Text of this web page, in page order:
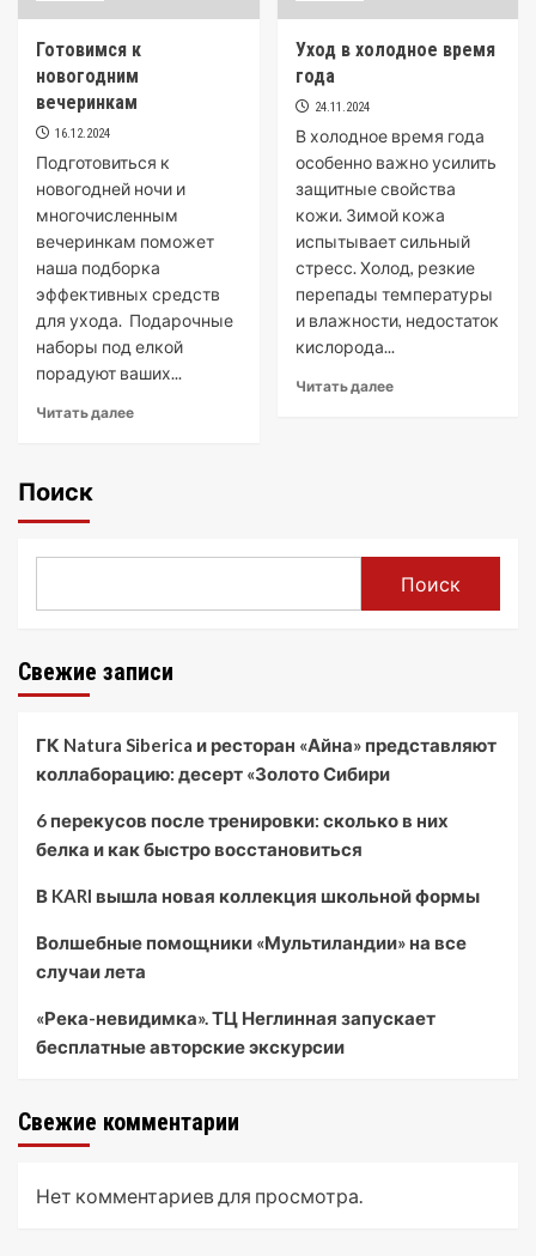
Готовимся к
новогодним
вечеринкам
16.12.2024
Подготовиться к
новогодней ночи и
многочисленным
вечеринкам поможет
наша подборка
эффективных средств
для ухода. Подарочные
наборы под елкой
порадуют ваших...
Читать далее
Уход в холодное время
года
24.11.2024
В холодное время года
особенно важно усилить
защитные свойства
кожи. Зимой кожа
испытывает сильный
стресс. Холод, резкие
перепады температуры
и влажности, недостаток
кислорода...
Читать далее
Поиск
Поиск
Свежие записи
ГК Natura Siberica и ресторан «Айна» представляют
коллаборацию: десерт «Золото Сибири
6 перекусов после тренировки: сколько в них
белка и как быстро восстановиться
В KARI вышла новая коллекция школьной формы
Волшебные помощники «Мультиландии» на все
случаи лета
«Река-невидимка». ТЦ Неглинная запускает
бесплатные авторские экскурсии
Свежие комментарии
Нет комментариев для просмотра.